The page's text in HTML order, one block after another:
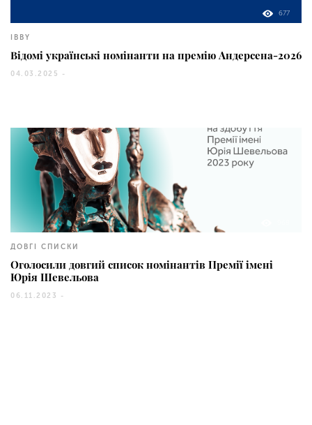
677
IBBY
Відомі українські номінанти на премію Андерсена-2026
04.03.2025 -
ДОВГІ СПИСКИ
Оголосили довгий список номінантів Премії імені
Юрія Шевельова
06.11.2023 -